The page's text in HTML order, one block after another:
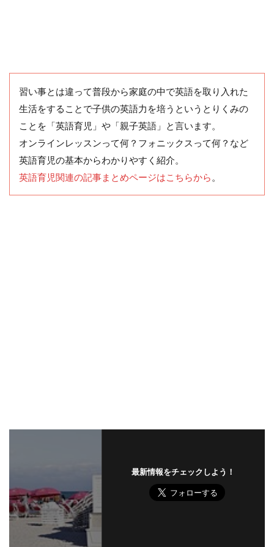
習い事とは違って普段から家庭の中で英語を取り入れた
生活をすることで子供の英語力を培うというとりくみの
ことを「英語育児」や「親子英語」と言います。
オンラインレッスンって何？フォニックスって何？など
英語育児の基本からわかりやすく紹介。
英語育児関連の記事まとめページはこちらから 。
最新情報をチェックしよう！